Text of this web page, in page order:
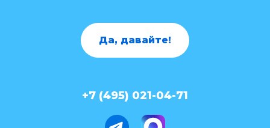
Да, давайте!
+7 (495) 021-04-71